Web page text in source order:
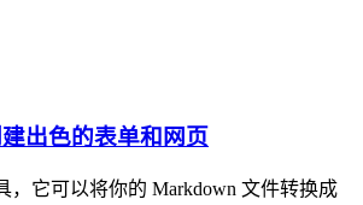
出色的表单和网页
，它可以将你的 Markdown 文件转换成